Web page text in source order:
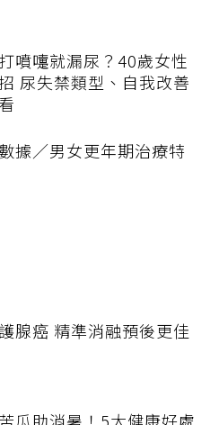
噴嚏就漏尿？40歲女性
尿失禁類型、自我改善
據／男女更年期治療特
腺癌 精準消融預後更佳
瓜助消暑！5大健康好處